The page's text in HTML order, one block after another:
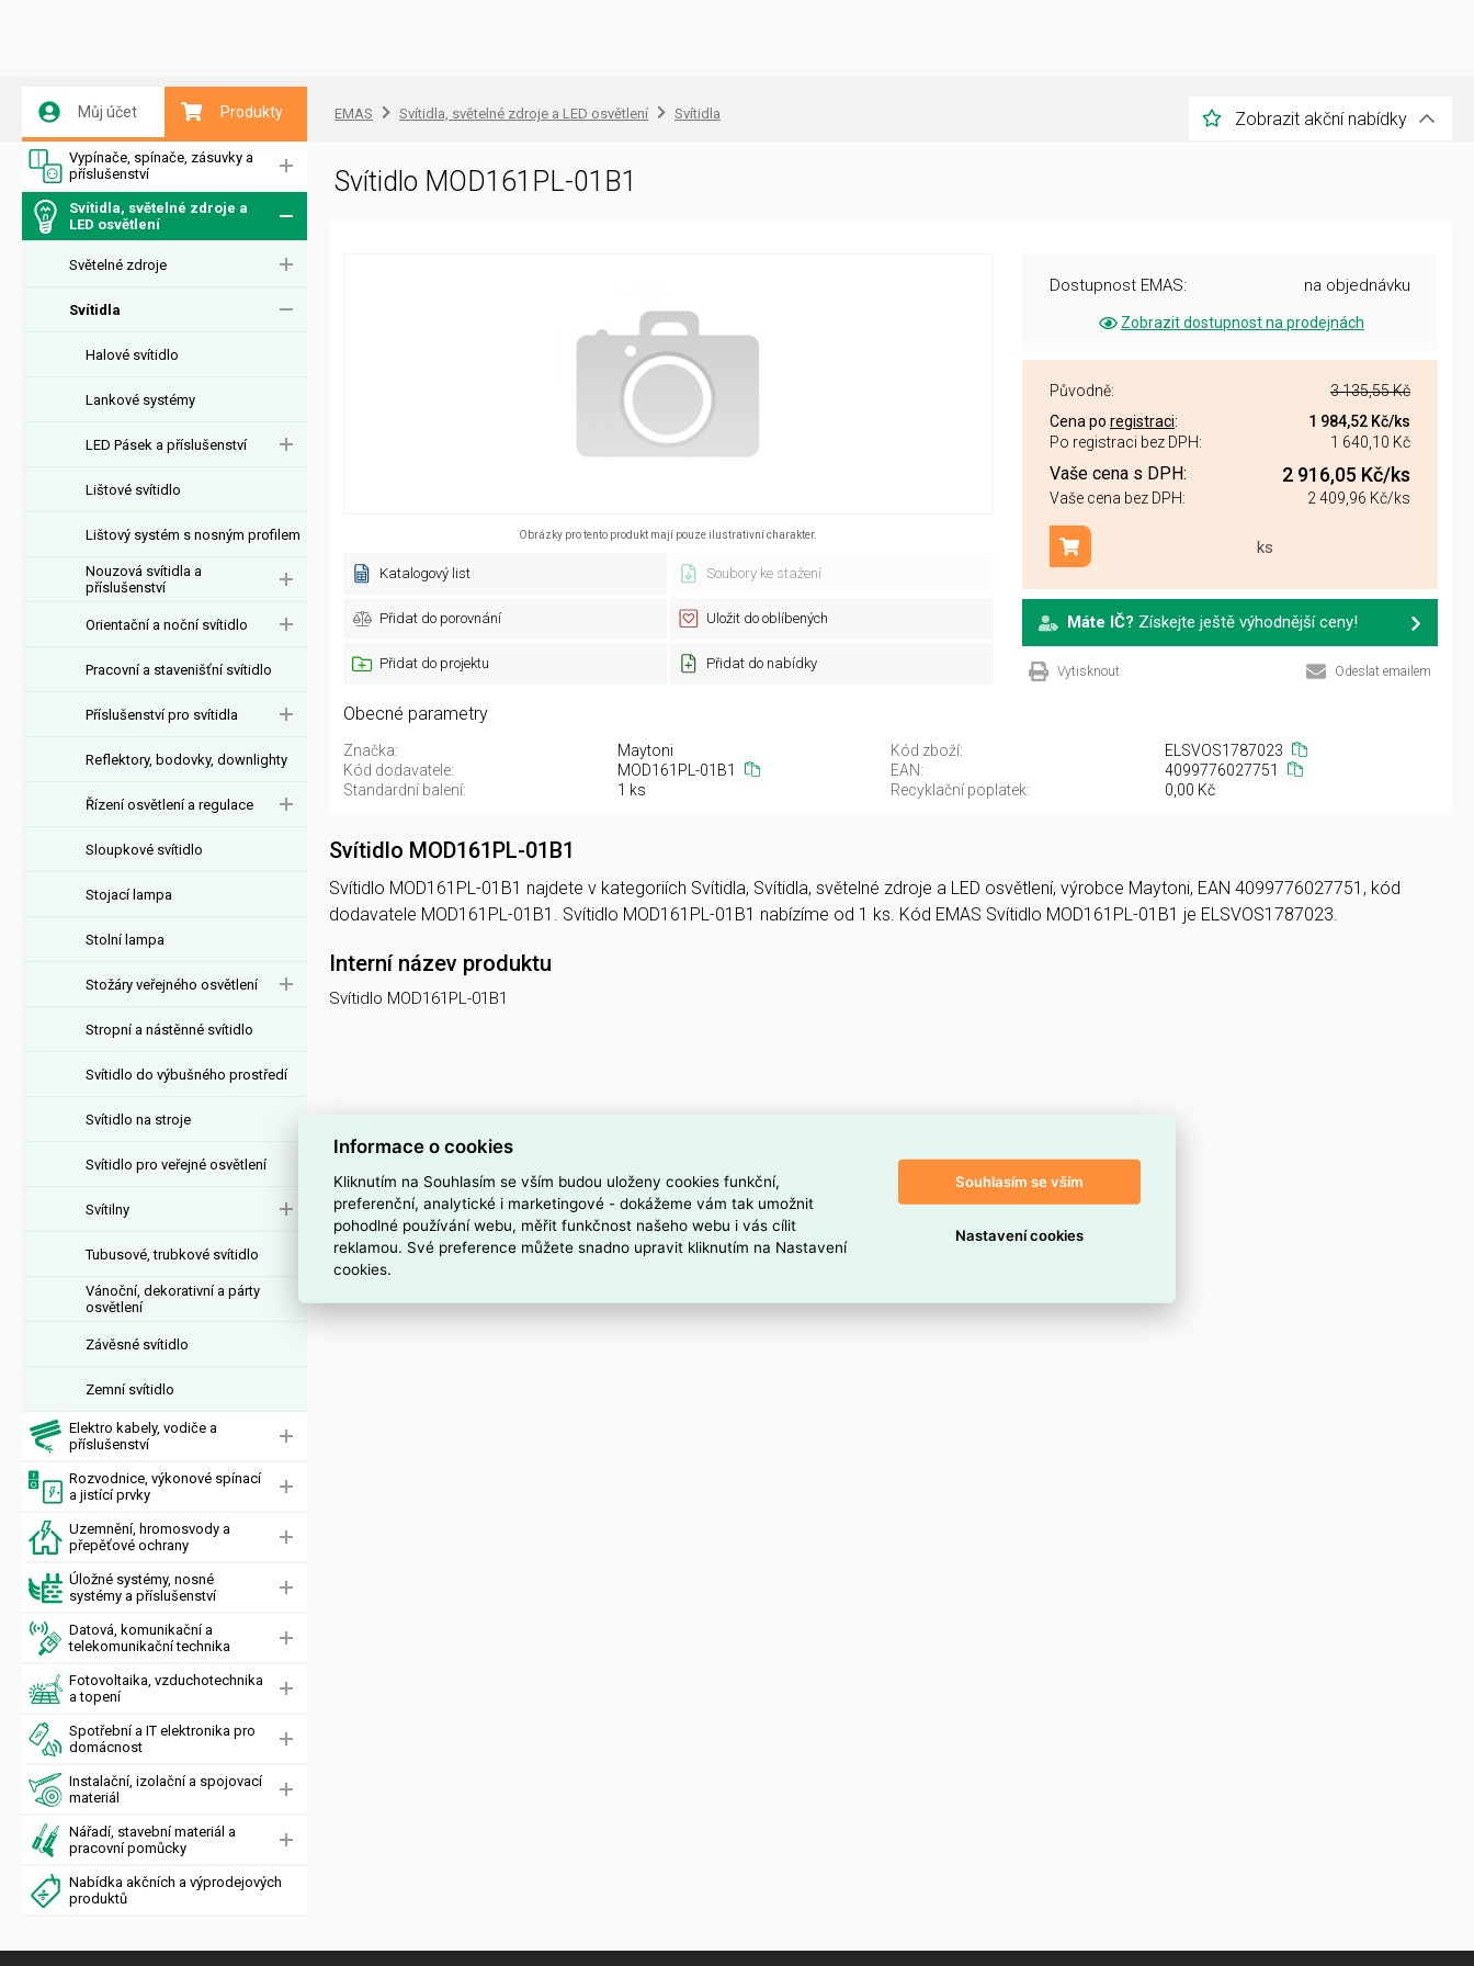
Můj účet Produkty
Vypínače, spínače, zásuvky a
příslušenství
Svítidla, světelné zdroje a
LED osvětlení
Světelné zdroje
Svítidla
Halové svítidlo
Lankové systémy
LED Pásek a příslušenství
Lištové svítidlo
Lištový systém s nosným profilem
Nouzová svítidla a
příslušenství
Orientační a noční svítidlo
Pracovní a stavenišťní svítidlo
Příslušenství pro svítidla
Reflektory, bodovky, downlighty
Řízení osvětlení a regulace
Sloupkové svítidlo
Stojací lampa
Stolní lampa
Stožáry veřejného osvětlení
Stropní a nástěnné svítidlo
Svítidlo do výbušného prostředí
Svítidlo na stroje
Svítidlo pro veřejné osvětlení
Svítilny
Tubusové, trubkové svítidlo
Vánoční, dekorativní a párty
osvětlení
Závěsné svítidlo
Zemní svítidlo
Elektro kabely, vodiče a
příslušenství
Rozvodnice, výkonové spínací
a jistící prvky
Uzemnění, hromosvody a
přepěťové ochrany
Úložné systémy, nosné
systémy a příslušenství
Datová, komunikační a
telekomunikační technika
Fotovoltaika, vzduchotechnika
a topení
Spotřební a IT elektronika pro
domácnost
Instalační, izolační a spojovací
materiál
Nářadí, stavební materiál a
pracovní pomůcky
Nabídka akčních a výprodejových
produktů
EMAS Svítidla, světelné zdroje a LED osvětlení Svítidla Zobrazit akční nabídky
Svítidlo MOD161PL-01B1
Obrázky pro tento produkt mají pouze ilustrativní charakter.
Katalogový list Soubory ke stažení
Přidat do porovnání Uložit do oblíbených
Přidat do projektu Přidat do nabídky
Dostupnost EMAS: na objednávku
Zobrazit dostupnost na prodejnách
Původně:
3 135,55 Kč
Cena po registraci: 1 984,52 Kč/ks
Po registraci bez DPH:
1 640,10 Kč
Vaše cena s DPH: 2 916,05 Kč/ks
Vaše cena bez DPH: 2 409,96 Kč/ks
ks
Přidat do košíku
Máte IČ? Získejte ještě výhodnější ceny!
Vytisknout Odeslat emailem
Obecné parametry
Značka: Maytoni Kód zboží:
ELSVOS1787023
Kód dodavatele:
MOD161PL-01B1 EAN:
4099776027751
Standardní balení:
1 ks Recyklační poplatek: 0,00 Kč
Svítidlo MOD161PL-01B1
Svítidlo MOD161PL-01B1 najdete v kategoriích Svítidla, Svítidla, světelné zdroje a LED osvětlení, výrobce Maytoni, EAN 4099776027751, kód
dodavatele MOD161PL-01B1. Svítidlo MOD161PL-01B1 nabízíme od 1 ks. Kód EMAS Svítidlo MOD161PL-01B1 je ELSVOS1787023.
Interní název produktu
Svítidlo MOD161PL-01B1
Informace o cookies
Kliknutím na Souhlasím se vším budou uloženy cookies funkční,
preferenční, analytické i marketingové - dokážeme vám tak umožnit
pohodlné používání webu, měřit funkčnost našeho webu i vás cílit
reklamou. Své preference můžete snadno upravit kliknutím na Nastavení
cookies.
Souhlasím se vším
Nastavení cookies